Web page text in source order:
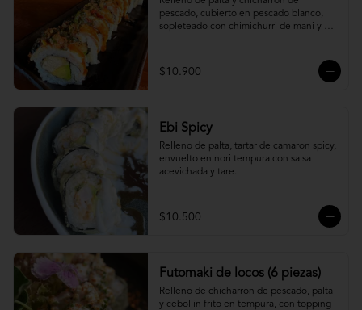
pescado, cubierto en pescado blanco,
sopleteado con chimichurri de mani y
$10.900
Ebi Spicy
Relleno de palta, tartar de camaron spicy,
envuelto en nori tempura con salsa
acevichada y tare.
$10.500
Futomaki de locos (6 piezas)
Relleno de chicharron de pescado, palta
y cebollin frito en tempura, con topping